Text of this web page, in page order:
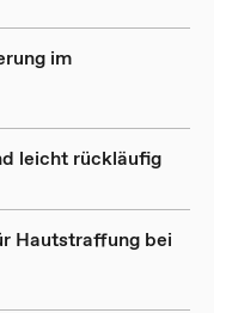
im
leicht rückläufig
Hautstraffung bei